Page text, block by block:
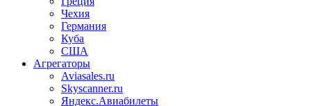
Чехия
Германия
Куба
США
Агрегаторы
Aviasales.ru
Skyscanner.ru
Яндекс.Авиабилеты